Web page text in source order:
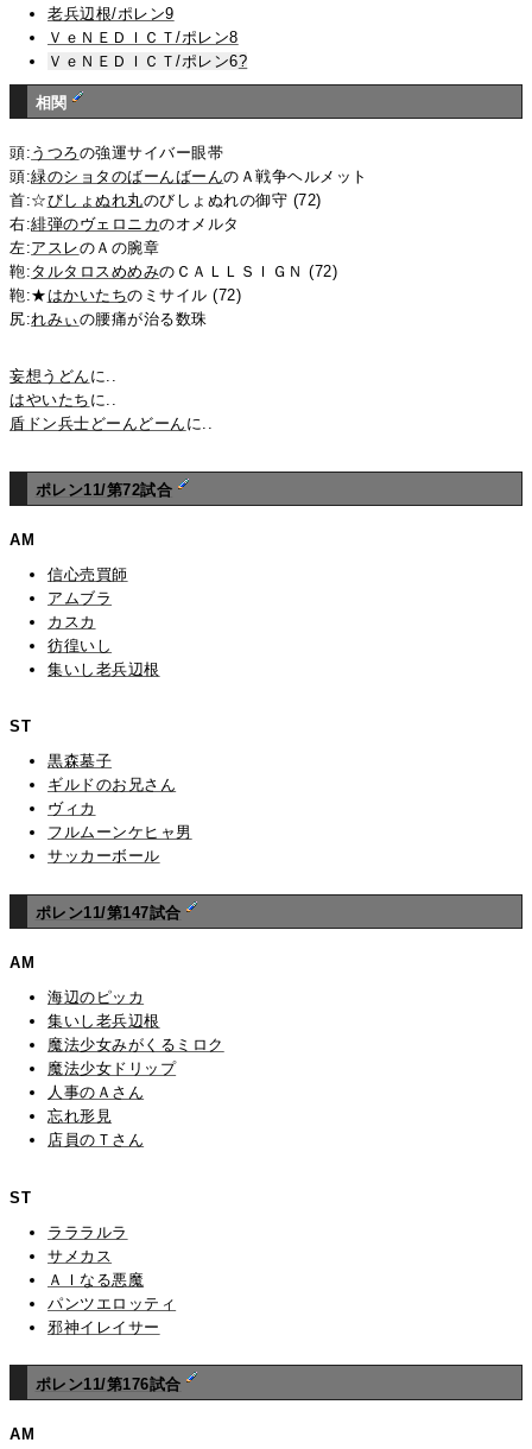
老兵辺根/ポレン9
ＶｅＮＥＤＩＣＴ/ポレン8
ＶｅＮＥＤＩＣＴ/ポレン6?
相関
頭: うつろの強運サイバー眼帯
頭:緑のショタのばーんばーんのＡ戦争ヘルメット
首:☆びしょぬれ丸のびしょぬれの御守 (72)
右:緋弾のヴェロニカのオメルタ
左:アスレのＡの腕章
鞄:タルタロスめめみのＣＡＬＬＳＩＧＮ (72)
鞄:★ はかいたちのミサイル (72)
尻:れみぃの腰痛が治る数珠
妄想うどん に..
はやいたち に..
盾ドン兵士どーんどーん に..
ポレン11/第72試合
AM
信心売買師
アムブラ
カスカ
彷徨いし
集いし老兵辺根
ST
黒森墓子
ギルドのお兄さん
ヴィカ
フルムーンケヒャ男
サッカーボール
ポレン11/第147試合
AM
海辺のピッカ
集いし老兵辺根
魔法少女みがくるミロク
魔法少女ドリップ
人事のＡさん
忘れ形見
店員のＴさん
ST
ラララルラ
サメカス
ＡＩなる悪魔
パンツエロッティ
邪神イレイサー
ポレン11/第176試合
AM